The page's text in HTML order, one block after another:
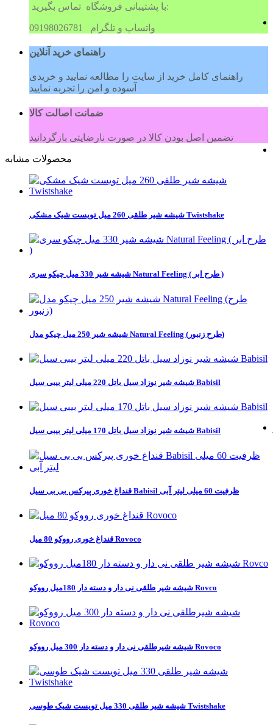
با پشتیبانی فروشگاه تماس بگیرید:
09198026781 واتساپ و تلگرام
راهنمای خرید آنلاین
راهنمای کامل خرید از سایت را مطالعه نمایید و خریدی
آسوده و امن را تجربه نمایید
ضمانت اصالت کالا
تضمین اصل بودن کالا در صورت نارضایتی بازگردانید
محصولات مشابه
شیشه شیر طلقی 260 میل تویست شیک مشکی Twistshake
شیشه شیر 330 میل چیکو سری Natural Feeling ( طرح ابر )
شیشه شیر 250 میل چیکو مدل Natural Feeling (طرح زنبور)
شیشه شیر نوزاد سیل باتل 220 میلی لیتر بیبی سیل Babisil
شیشه شیر نوزاد سیل باتل 170 میلی لیتر بیبی سیل Babisil
قنداغ خوری پیرکس بی بی سیل Babisil ظرفیت 60 میلی لیتر آبی
قنداغ خوری رووکو 80 میل Rovoco
شیشه شیر طلقی نی دار و دسته دار 180میل رووکو Rovco
شیشه شیرطلقی نی دار و دسته دار 300 میل رووکو Rovoco
شیشه شیر طلقی 330 میل تویست شیک طوسی Twistshake